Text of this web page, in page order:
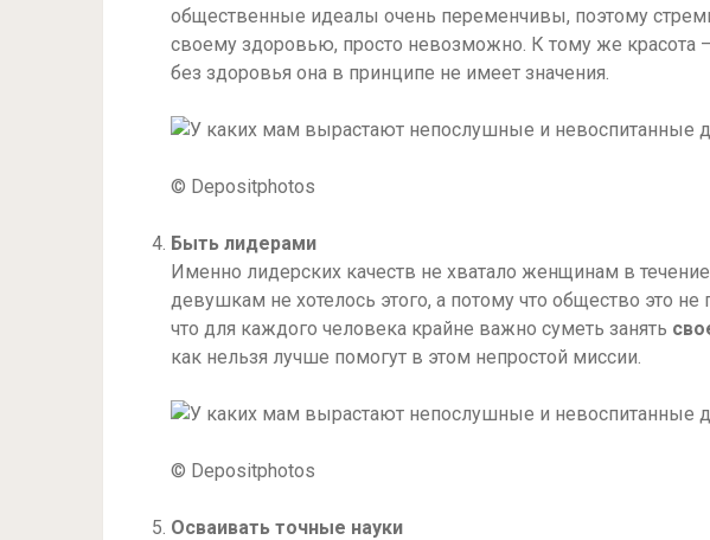
общественные идеалы очень переменчивы, поэтому
своему здоровью, просто невозможно. К тому же красота
без здоровья она в принципе не имеет значения.
© Depositphotos
Быть лидерами
Именно лидерских качеств не хватало женщинам в течение
девушкам не хотелось этого, а потому что общество это
что для каждого человека крайне важно суметь занять
как нельзя лучше помогут в этом непростой миссии.
© Depositphotos
Осваивать точные науки